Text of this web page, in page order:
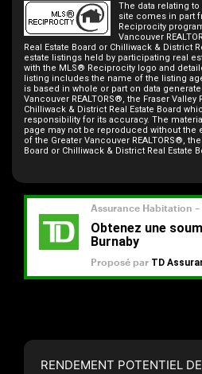
The data relating
site comes in part
Reciprocity
Vancouver
Real Estate Board or Chilliwack & District
estate listings held by participating real
with the MLS® Reciprocity logo and
listing includes the name of the listing
is based in whole or part on data
Vancouver REALTORS®, the Fraser Valley
Chilliwack & District Real Estate Board
responsibility for its accuracy. The
page may not be reproduced without the
of the Greater Vancouver REALTORS®,
Board or Chilliwack & District Real Estate
RENDEMENT POTENTIEL